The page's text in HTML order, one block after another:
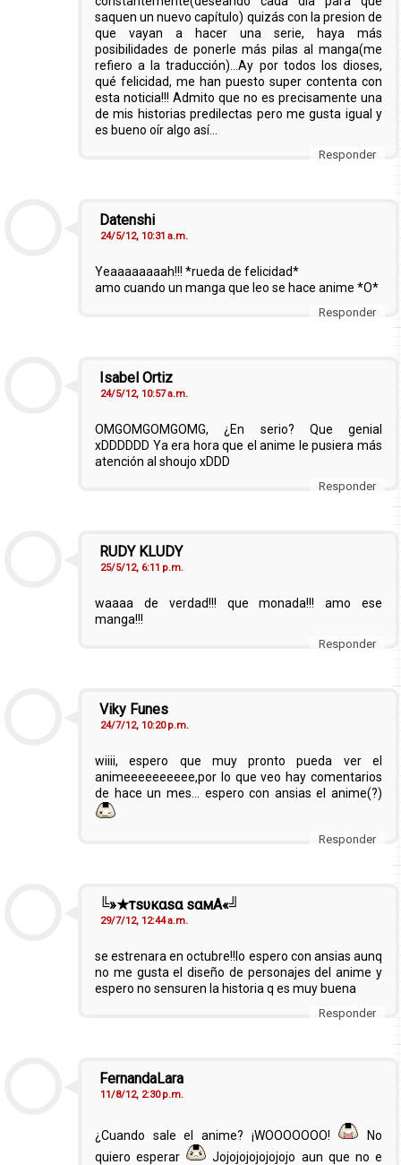
saquen un nuevo capítulo) quizás con la presion de
que vayan a hacer una serie, haya más
posibilidades de ponerle más pilas al manga(me
refiero a la traducción)...Ay por todos los dioses,
qué felicidad, me han puesto super contenta con
esta noticia!!! Admito que no es precisamente una
de mis historias predilectas pero me gusta igual y
es bueno oír algo así...
Responder
Datenshi
24/5/12, 10:31 a.m.
Yeaaaaaaaah!!! *rueda de felicidad*
amo cuando un manga que leo se hace anime *O*
Responder
Isabel Ortiz
24/5/12, 10:57 a.m.
OMGOMGOMGOMG, ¿En serio? Que genial
xDDDDDD Ya era hora que el anime le pusiera más
atención al shoujo xDDD
Responder
RUDY KLUDY
25/5/12, 6:11 p.m.
waaaa de verdad!!! que monada!!! amo ese
manga!!!
Responder
Viky Funes
24/7/12, 10:20 p.m.
wiiii, espero que muy pronto pueda ver el
animeeeeeeeeee,por lo que veo hay comentarios
de hace un mes... espero con ansias el anime(?)
Responder
╚»★тѕυкαѕα sαмA«╝
29/7/12, 12:44 a.m.
se estrenara en octubre!!lo espero con ansias aunq
no me gusta el diseño de personajes del anime y
espero no sensuren la historia q es muy buena
Responder
FernandaLara
11/8/12, 2:30 p.m.
¿Cuando sale el anime? ¡WOOOOOOO!
No
quiero esperar
Jojojojojojojojo aun que no e